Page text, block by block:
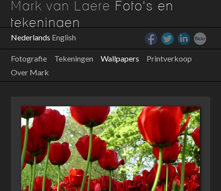
Mark van Laere Foto's en
tekeningen
Nederlands English
Fotografie Tekeningen Wallpapers
Printverkoop
Over Mark